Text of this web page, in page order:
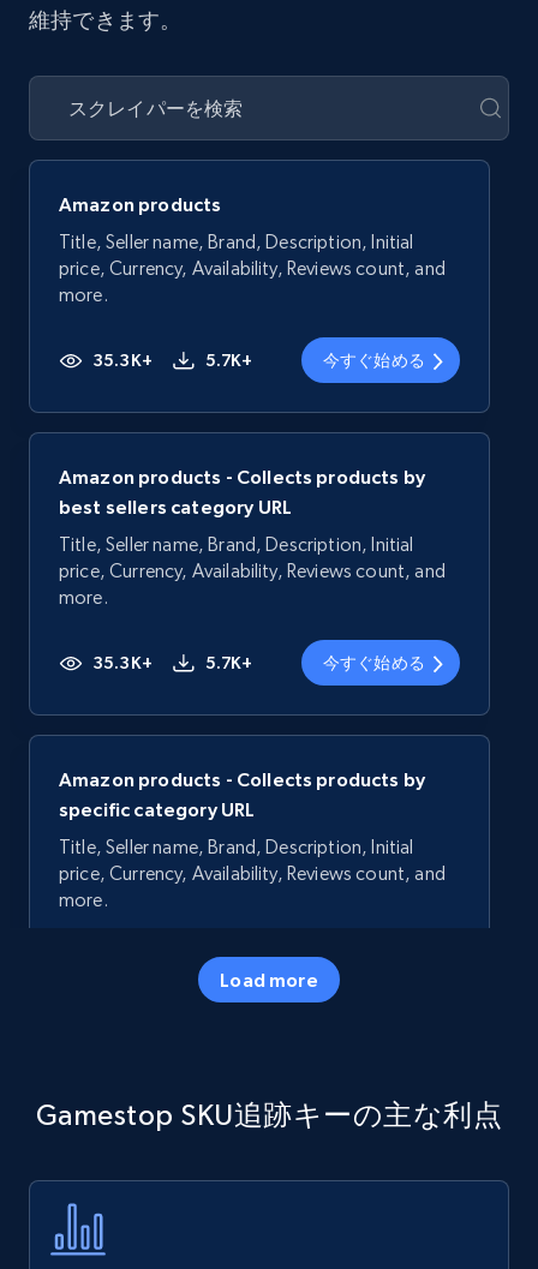
維持できます。
Amazon products
Title, Seller name, Brand, Description, Initial
price, Currency, Availability, Reviews count, and
more.
35.3K+ 5.7K+ 今すぐ始める
Amazon products - Collects products by
best sellers category URL
Title, Seller name, Brand, Description, Initial
price, Currency, Availability, Reviews count, and
more.
35.3K+ 5.7K+ 今すぐ始める
Amazon products - Collects products by
specific category URL
Title, Seller name, Brand, Description, Initial
price, Currency, Availability, Reviews count, and
more.
5.7K+ 今すぐ始める
specific keywords
price, Currency, Availability, Reviews count, and
more.
Load more
Gamestop SKU追跡キーの主な利点